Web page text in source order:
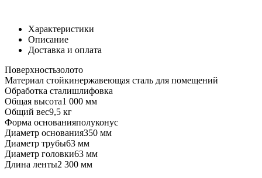
Характеристики
Описание
Доставка и оплата
Поверхностьзолото
Материал стойкинержавеющая сталь для помещений
Обработка сталишлифовка
Общая высота1 000 мм
Общий вес9,5 кг
Форма основанияполуконус
Диаметр основания350 мм
Диаметр трубы63 мм
Диаметр головки63 мм
Длина ленты2 300 мм